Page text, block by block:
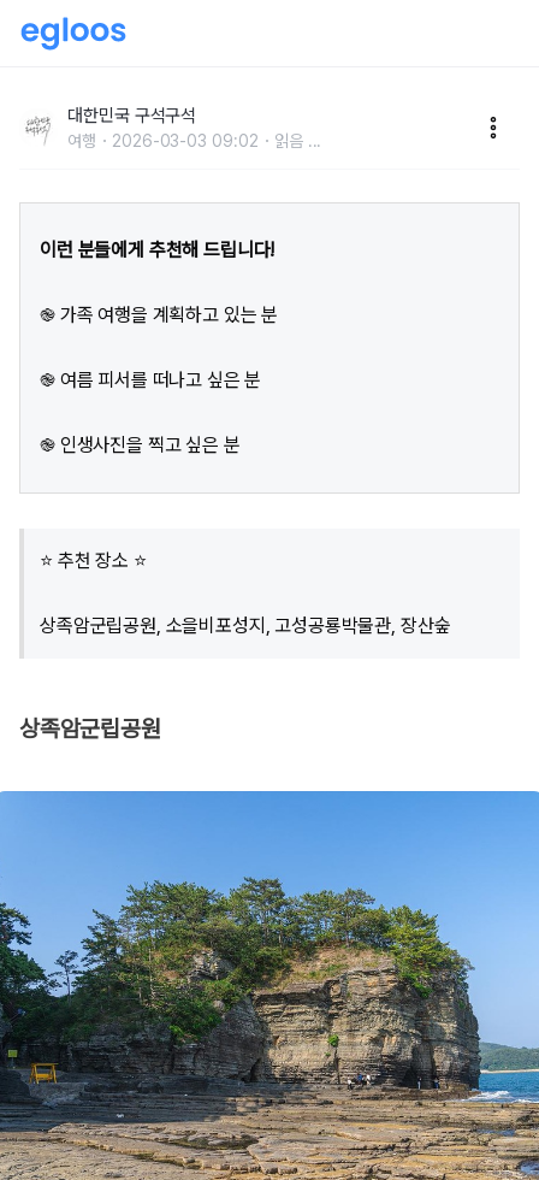
대한민국 구석구석
여행 2026-03-03 09:02 읽음 ...
이런 분들에게 추천해 드립니다!
֎ 가족 여행을 계획하고 있는 분
֎ 여름 피서를 떠나고 싶은 분
֎ 인생사진을 찍고 싶은 분
⭐ 추천 장소 ⭐
상족암군립공원, 소을비포성지, 고성공룡박물관, 장산숲
상족암군립공원